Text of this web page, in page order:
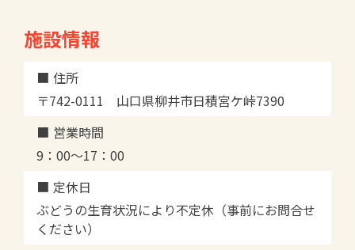
施設情報
住所
〒742-0111 山口県柳井市日積宮ケ峠7390
営業時間
9：00～17：00
定休日
ぶどうの生育状況により不定休（事前にお問合せ
ください）